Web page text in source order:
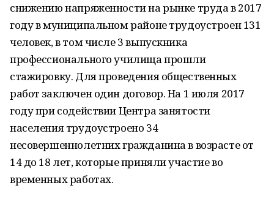
снижению напряженности на рынке труда в 2017
году в муниципальном районе трудоустроен 131
человек, в том числе 3 выпускника
профессионального училища прошли
стажировку. Для проведения общественных
работ заключен один договор. На 1 июля 2017
году при содействии Центра занятости
населения трудоустроено 34
несовершеннолетних гражданина в возрасте от
14 до 18 лет, которые приняли участие во
временных работах.